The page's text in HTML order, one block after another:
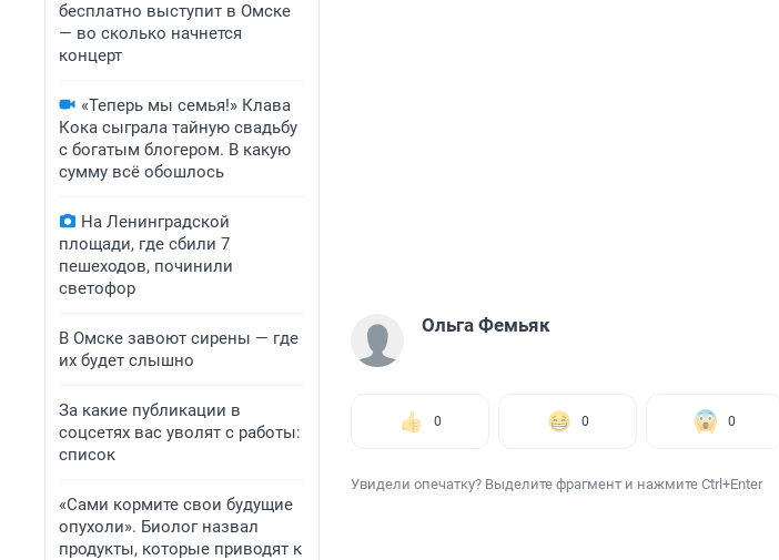
бесплатно выступит в Омске
— во сколько начнется
концерт
«Теперь мы семья!» Клава
Кока сыграла тайную свадьбу
с богатым блогером. В какую
сумму всё обошлось
На Ленинградской
площади, где сбили 7
пешеходов, починили
светофор
В Омске завоют сирены — где
их будет слышно
За какие публикации в
соцсетях вас уволят с работы:
список
«Сами кормите свои будущие
опухоли». Биолог назвал
продукты, которые приводят к
Ольга Фемьяк
0 0 0
Увидели опечатку? Выделите фрагмент и нажмите Ctrl+Enter